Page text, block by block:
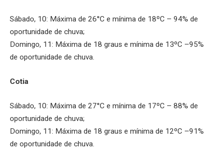
Sábado, 10: Máxima de 26°C e mínima de 18ºC – 94% de
oportunidade de chuva;
Domingo, 11: Máxima de 18 graus e mínima de 13ºC –95%
de oportunidade de chuva.
Cotia
Sábado, 10: Máxima de 27°C e mínima de 17ºC – 88% de
oportunidade de chuva;
Domingo, 11: Máxima de 18 graus e mínima de 12ºC –91%
de oportunidade de chuva.